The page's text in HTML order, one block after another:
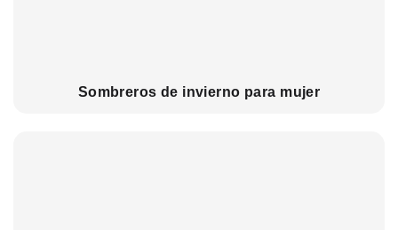
Sombreros de invierno para mujer